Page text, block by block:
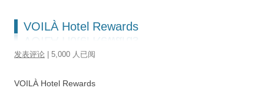
VOILÀ Hotel Rewards
发表评论 | 5,000 人已阅
VOILÀ Hotel Rewards